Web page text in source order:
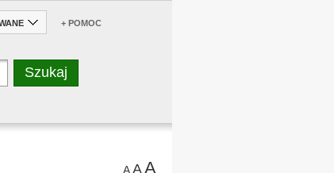
+ POMOC
AAA